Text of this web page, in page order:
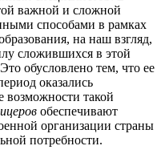
важной и сложной
способами в рамках
на наш взгляд,
сложившихся в этой
обусловлено тем, что ее
оказались
такой
обеспечивают
организации страны
потребности.